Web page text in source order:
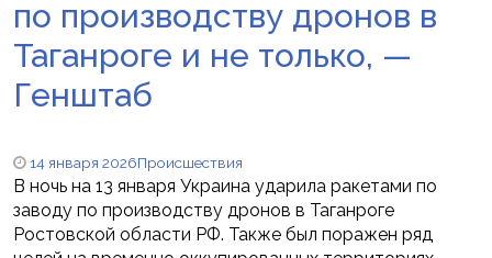
по производству дронов в
Таганроге и не только, —
Генштаб
14 января 2026Происшествия
В ночь на 13 января Украина ударила ракетами по
заводу по производству дронов в Таганроге
Ростовской области РФ. Также был поражен ряд